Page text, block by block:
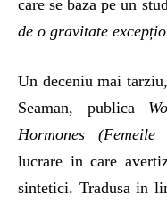
care se baza pe un
de o gravitate
Un deceniu mai
Seaman, publica
Hormones
lucrare in care
sintetici. Tradusa in